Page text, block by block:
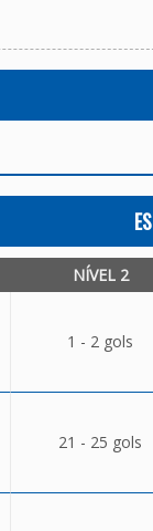
NÍVEL 2
1 - 2 gols
21 - 25 gols